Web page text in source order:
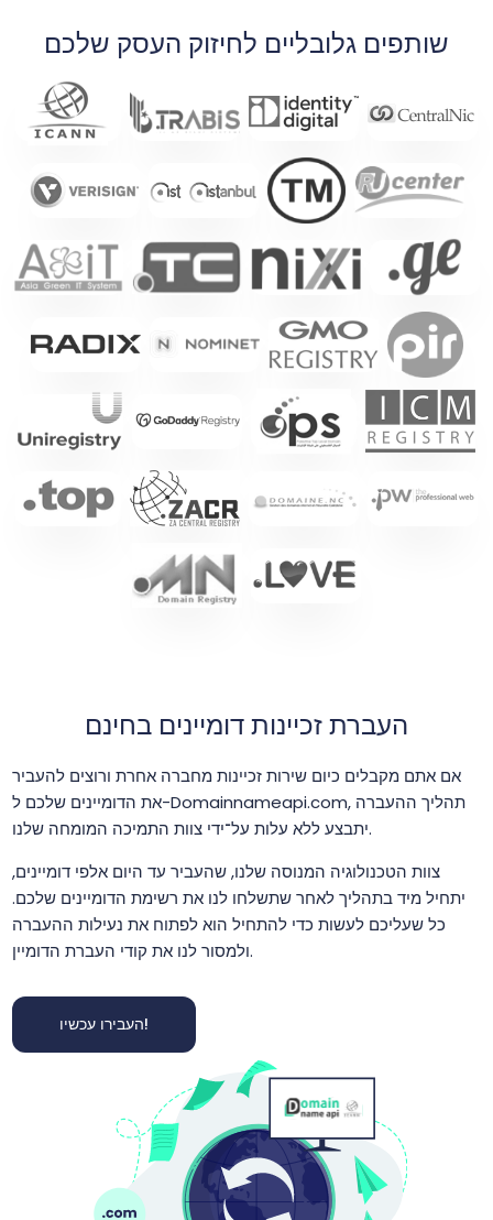
שותפים גלובליים לחיזוק העסק שלכם
העברת זכיינות דומיינים בחינם
אם אתם מקבלים כיום שירות זכיינות מחברה אחרת ורוצים להעביר
את הדומיינים שלכם ל-Domainnameapi.com, תהליך ההעברה
יתבצע ללא עלות על־ידי צוות התמיכה המומחה שלנו.
צוות הטכנולוגיה המנוסה שלנו, שהעביר עד היום אלפי דומיינים,
יתחיל מיד בתהליך לאחר שתשלחו לנו את רשימת הדומיינים שלכם.
כל שעליכם לעשות כדי להתחיל הוא לפתוח את נעילות ההעברה
ולמסור לנו את קודי העברת הדומיין.
העבירו עכשיו!